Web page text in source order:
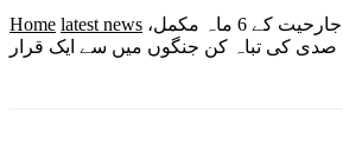
Home latest news غزہ میں اسرائیلی جارحیت کے 6 ماہ مکمل،